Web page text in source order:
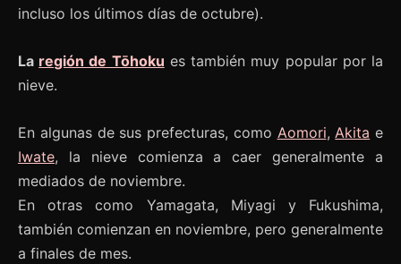
incluso los últimos días de octubre).
La región de Tōhoku es también muy popular por la
nieve.
En algunas de sus prefecturas, como Aomori,Akita e
Iwate, la nieve comienza a caer generalmente a
mediados de noviembre.
En otras como Yamagata, Miyagi y Fukushima,
también comienzan en noviembre, pero generalmente
a finales de mes.